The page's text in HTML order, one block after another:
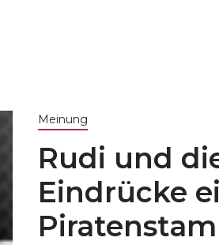
Meinung
Rudi und
Eindrücke